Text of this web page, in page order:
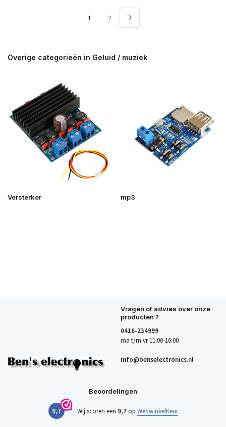
1 2
Overige categorieën in Geluid / muziek
Versterker mp3
Vragen of advies over onze
producten ?
0416-234999
ma t/m vr 11:00-16:00
info@benselectronics.nl
Beoordelingen
9,7 Wij scoren een 9,7op WebwinkelKeur